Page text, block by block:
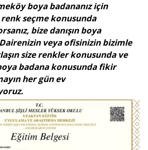
boya badananız için
seçme konusunda
bize danışın boya
veya ofisinizin bizimle
size renkler konusunda ve
badana konusunda fikir
her gün ev